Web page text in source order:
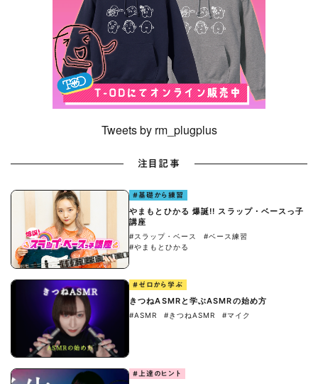
Tweets by rm_plugplus
注目記事
#基礎から練習
やまもとひかる 爆誕!! スラップ・ベースっ子
講座
#スラップ・ベース
#ベース練習
#やまもとひかる
#ゼロから学ぶ
きつねASMRと学ぶASMRの始め方
#ASMR #きつねASMR #マイク
#上達のヒント